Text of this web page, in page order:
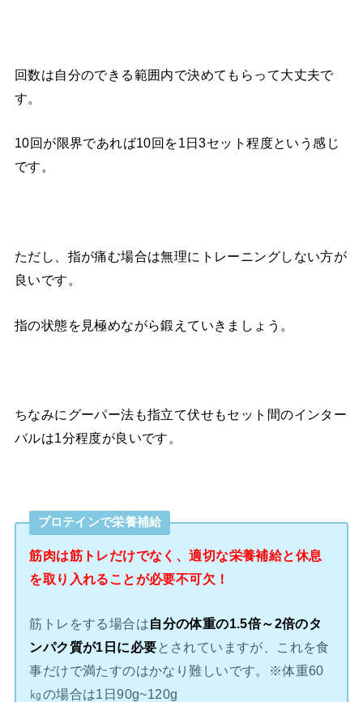
回数は自分のできる範囲内で決めてもらって大丈夫で
す。
10回が限界であれば10回を1日3セット程度という感じ
です。
ただし、指が痛む場合は無理にトレーニングしない方が
良いです。
指の状態を見極めながら鍛えていきましょう。
ちなみにグーパー法も指立て伏せもセット間のインター
バルは1分程度が良いです。
プロテインで栄養補給
筋肉は筋トレだけでなく、適切な栄養補給と休息
を取り入れることが必要不可欠！
筋トレをする場合は自分の体重の1.5倍～2倍のタ
ンパク質が1日に必要 とされていますが、これを食
事だけで満たすのはかなり難しいです。※体重60
㎏の場合は1日90g~120g